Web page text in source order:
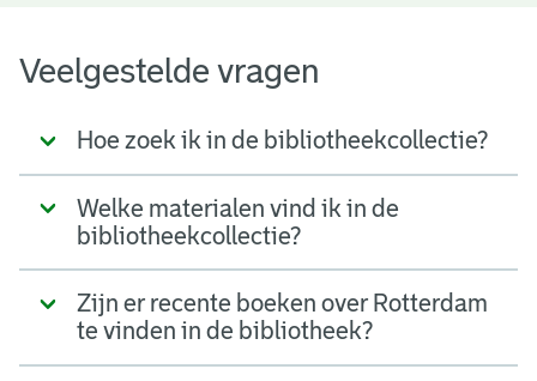
Veelgestelde vragen
Hoe zoek ik in de bibliotheekcollectie?
Welke materialen vind ik in de
bibliotheekcollectie?
Zijn er recente boeken over Rotterdam
te vinden in de bibliotheek?